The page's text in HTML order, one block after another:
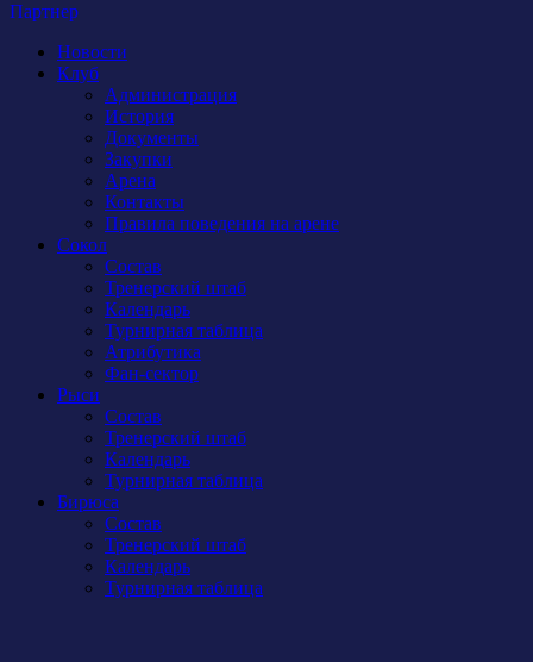
Партнер
Новости
Клуб
Администрация
История
Документы
Закупки
Арена
Контакты
Правила поведения на арене
Сокол
Состав
Тренерский штаб
Календарь
Турнирная таблица
Атрибутика
Фан-сектор
Рыси
Состав
Тренерский штаб
Календарь
Турнирная таблица
Бирюса
Состав
Тренерский штаб
Календарь
Турнирная таблица